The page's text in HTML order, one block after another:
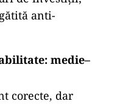
anti-
medie–
corecte, dar